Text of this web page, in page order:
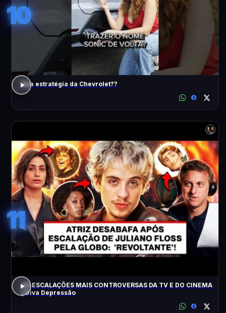
10
Boa estratégia da Chevrolet??
11
AS ESCALAÇÕES MAIS CONTROVERSAS DA TV E DO CINEMA
| Diva Depressão